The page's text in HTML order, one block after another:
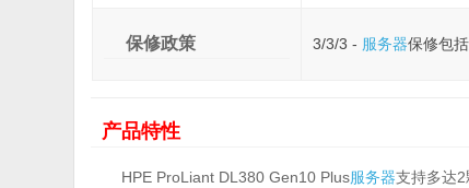
保修政策 3/3/3 - 服务器保修包
产品特性
HPE ProLiant DL380 Gen10 Plus服务器支持多达